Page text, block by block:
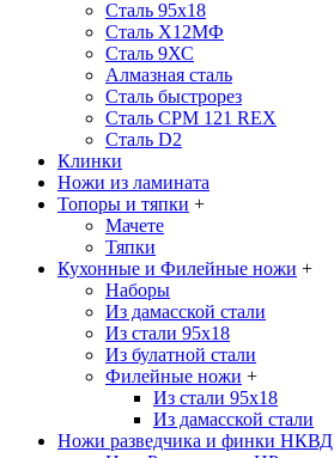
Сталь 95х18
Сталь Х12МФ
Сталь 9ХС
Алмазная сталь
Сталь быстрорез
Сталь CPM 121 REX
Сталь D2
Клинки
Ножи из ламината
Топоры и тяпки +
Мачете
Тяпки
Кухонные и Филейные ножи +
Наборы
Из дамасской стали
Из стали 95х18
Из булатной стали
Филейные ножи +
Из стали 95х18
Из дамасской стали
Ножи разведчика и финки НКВД